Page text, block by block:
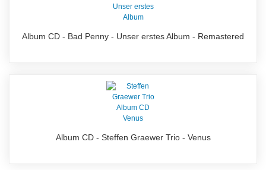
Album CD - Bad Penny - Unser erstes Album - Remastered
Album CD - Steffen Graewer Trio - Venus